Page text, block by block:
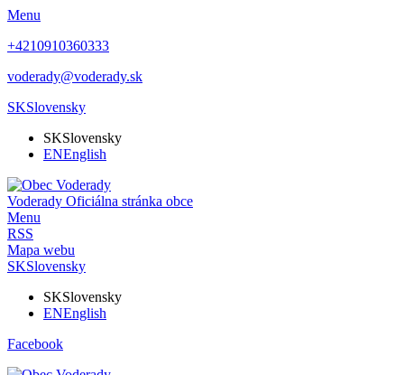
Menu
+4210910360333
voderady@voderady.sk
SKSlovensky
SKSlovensky
ENEnglish
Voderady Oficiálna stránka obce
Menu
RSS
Mapa webu
SKSlovensky
SKSlovensky
ENEnglish
Facebook